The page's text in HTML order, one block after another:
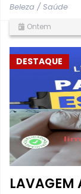
Beleza / Saúde
Ontem
DESTAQUE
LAVAGEM